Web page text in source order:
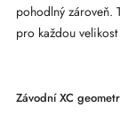
pohodlný zároveň.
pro každou
Závodní XC